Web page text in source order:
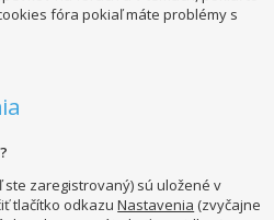
fóra pokiaľ máte problémy s
zaregistrovaný) sú uložené v
tlačítko odkazuNastavenia (zvyčajne